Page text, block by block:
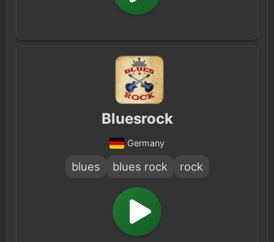
Bluesrock
Germany
blues blues rock rock